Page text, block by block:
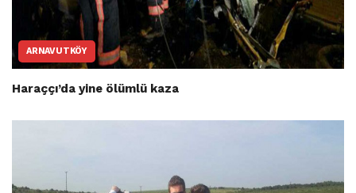
ARNAVUTKÖY
Haraççı’da yine ölümlü kaza